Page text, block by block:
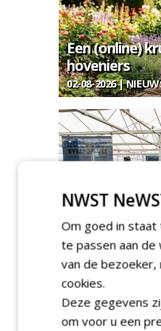
Een (online)
hoveniers
02-08-2026 |
Rooftop
duurzame
27-07-2026 |
NWST
Om goed in
te passen aan
van de bezoeker,
cookies.
Deze gegevens
om voor u een